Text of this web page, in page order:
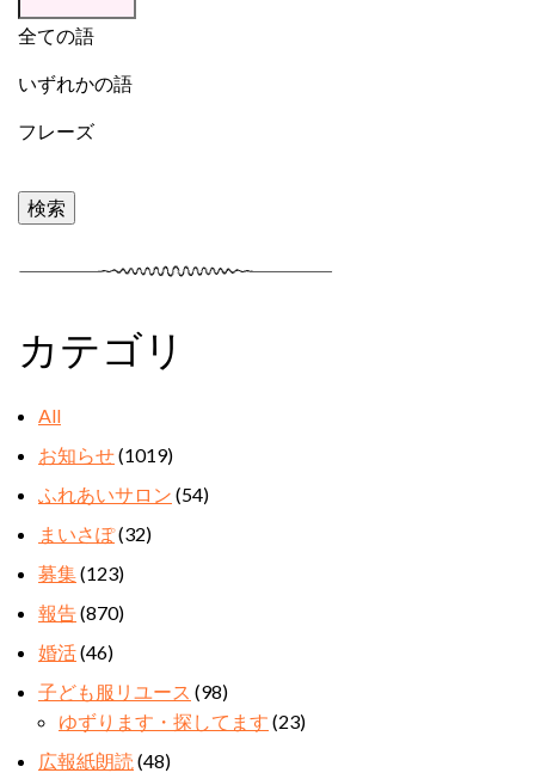
全ての語
いずれかの語
フレーズ
カテゴリ
All
お知らせ(1019)
ふれあいサロン (54)
まいさぽ(32)
募集(123)
報告(870)
婚活(46)
子ども服リユース (98)
ゆずります・探してます (23)
広報紙朗読 (48)